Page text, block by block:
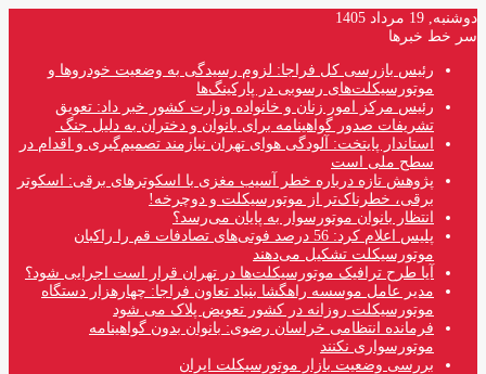
دوشنبه, 19 مرداد 1405
سر خط خبرها
رئیس بازرسی کل فراجا: لزوم رسیدگی به وضعیت خودروها و
موتورسیکلت‌های رسوبی در پارکینگ‌ها
رئیس مرکز امور زنان و خانواده وزارت کشور خبر داد: تعویق
تشریفات صدور گواهینامه برای بانوان و دختران به دلیل جنگ
استاندار پایتخت: آلودگی هوای تهران نیازمند تصمیم‌گیری و اقدام در
سطح ملی است
پژوهش تازه درباره خطر آسیب مغزی با اسکوترهای برقی: اسکوتر
برقی، خطرناک‌تر از موتورسیکلت و دوچرخه!
انتظار بانوان موتورسوار به پایان می‌رسد؟
پلیس اعلام کرد: 56 درصد فوتی‌های تصادفات قم را راکبان
موتورسیکلت تشکیل می‌دهند
آیا طرح ترافیک موتورسیکلت‌ها در تهران قرار است اجرایی شود؟
مدیر عامل موسسه راهگشا بنیاد تعاون فراجا: چهارهزار دستگاه
موتورسیکلت روزانه در کشور تعویض پلاک می شود
فرمانده انتظامی خراسان رضوی: بانوان بدون گواهینامه
موتورسواری نکنند
بررسی وضعیت بازار موتورسیکلت ایران